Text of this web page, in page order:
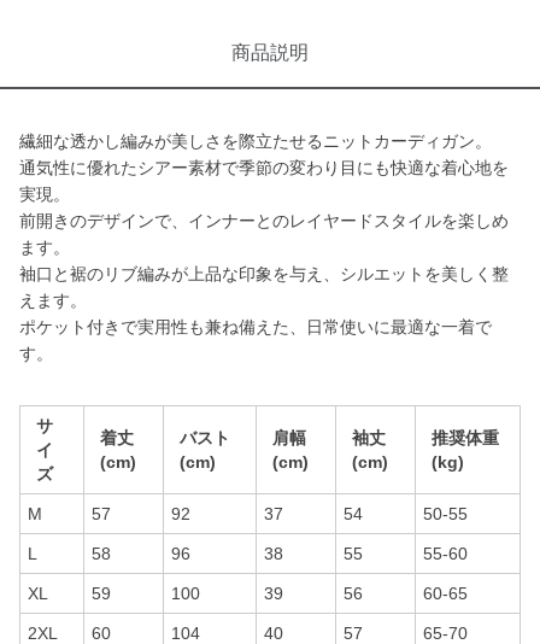
商品説明
繊細な透かし編みが美しさを際立たせるニットカーディガン。
通気性に優れたシアー素材で季節の変わり目にも快適な着心地を
実現。
前開きのデザインで、インナーとのレイヤードスタイルを楽しめ
ます。
袖口と裾のリブ編みが上品な印象を与え、シルエットを美しく整
えます。
ポケット付きで実用性も兼ね備えた、日常使いに最適な一着で
す。
サ
イ
ズ
着丈
(cm)
バスト
(cm)
肩幅
(cm)
袖丈
(cm)
推奨体重
(kg)
M 57 92 37 54 50-55
L 58 96 38 55 55-60
XL 59 100 39 56 60-65
2XL 60 104 40 57 65-70